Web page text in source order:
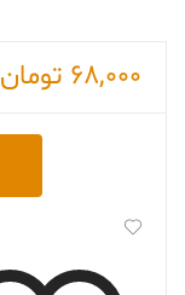
68,000 تومان
Testaments